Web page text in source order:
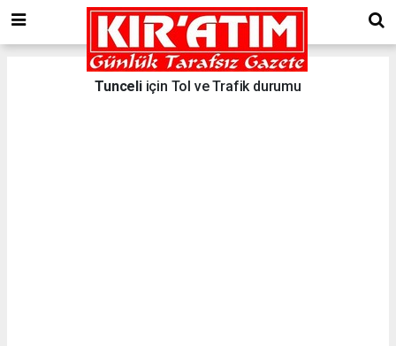
Tunceli için Tol ve Trafik durumu